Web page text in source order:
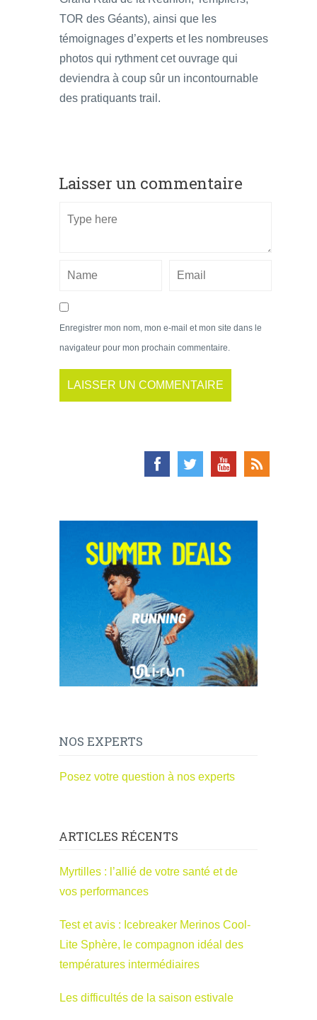
TOR des Géants), ainsi que les
témoignages d’experts et les nombreuses
photos qui rythment cet ouvrage qui
deviendra à coup sûr un incontournable
des pratiquants trail.
Laisser un commentaire
Enregistrer mon nom, mon e-mail et mon site dans le
navigateur pour mon prochain commentaire.
NOS EXPERTS
Posez votre question à nos experts
ARTICLES RÉCENTS
Myrtilles : l’allié de votre santé et de
vos performances
Test et avis : Icebreaker Merinos Cool-
Lite Sphère, le compagnon idéal des
températures intermédiaires
Les difficultés de la saison estivale